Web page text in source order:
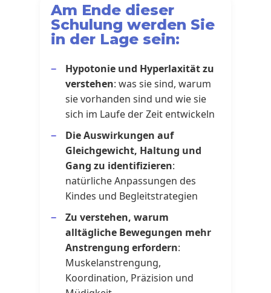
Am Ende dieser
Schulung werden Sie
in der Lage sein:
Hypotonie und Hyperlaxität zu
verstehen: was sie sind, warum
sie vorhanden sind und wie sie
sich im Laufe der Zeit entwickeln
Die Auswirkungen auf
Gleichgewicht, Haltung und
Gang zu identifizieren:
natürliche Anpassungen des
Kindes und Begleitstrategien
Zu verstehen, warum
alltägliche Bewegungen mehr
Anstrengung erfordern:
Muskelanstrengung,
Koordination, Präzision und